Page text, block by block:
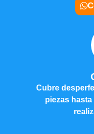
Cubre
piezas